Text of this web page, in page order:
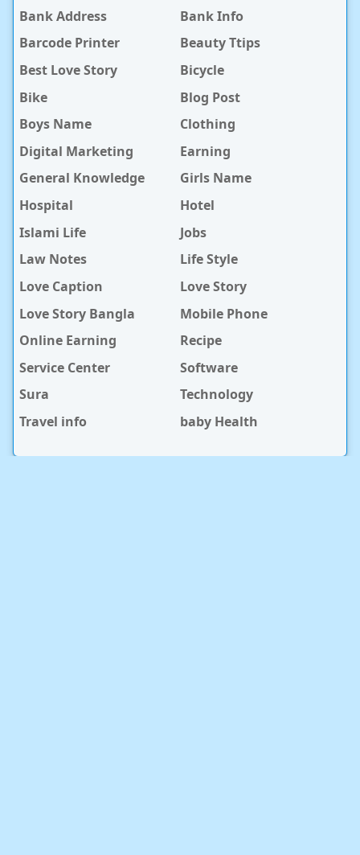
Bank Address
Bank Info
Barcode Printer
Beauty Ttips
Best Love Story
Bicycle
Bike
Blog Post
Boys Name
Clothing
Digital Marketing
Earning
General Knowledge
Girls Name
Hospital
Hotel
Islami Life
Jobs
Law Notes
Life Style
Love Caption
Love Story
Love Story Bangla
Mobile Phone
Online Earning
Recipe
Service Center
Software
Sura
Technology
Travel info
baby Health